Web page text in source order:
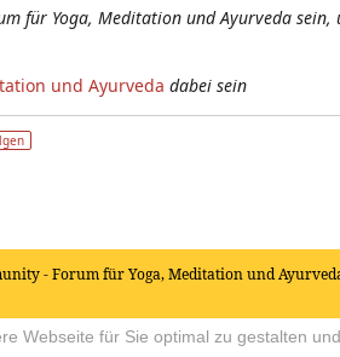
für Yoga, Meditation und Ayurveda sein,
und Ayurveda dabei sein
- Forum für Yoga, Meditation und
Webseite für Sie optimal zu gestalten